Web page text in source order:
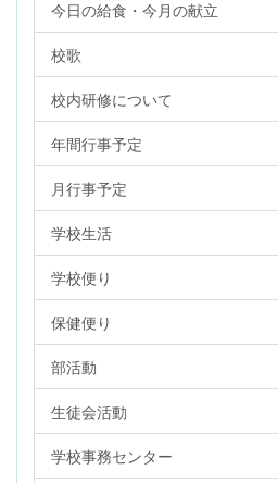
今日の給食・今月の献立
校歌
校内研修について
年間行事予定
月行事予定
学校生活
学校便り
保健便り
部活動
生徒会活動
学校事務センター